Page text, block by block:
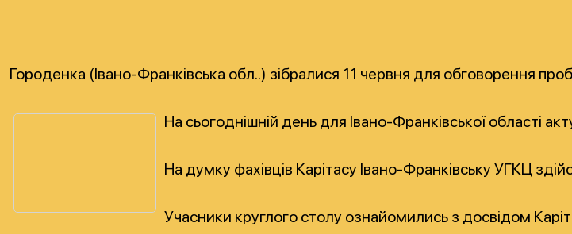
Городенка (Івано-Франківська обл..) зібралися 11 червня для обговорення
На сьогоднішній день для Івано-Франківської області
На думку фахівців Карітасу Івано-Франківську УГКЦ
Учасники круглого столу ознайомились з досвідом